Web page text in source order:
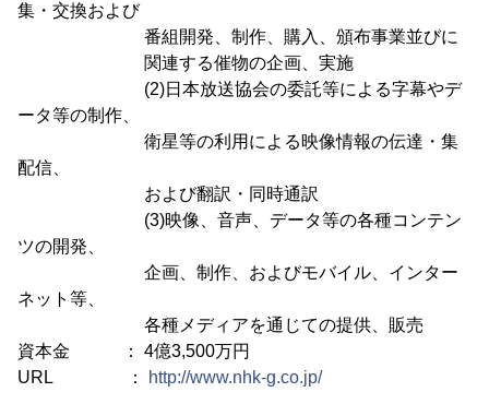
集・交換および
番組開発、制作、購入、頒布事業並びに
関連する催物の企画、実施
(2)日本放送協会の委託等による字幕やデ
ータ等の制作、
衛星等の利用による映像情報の伝達・集
配信、
および翻訳・同時通訳
(3)映像、音声、データ等の各種コンテン
ツの開発、
企画、制作、およびモバイル、インター
ネット等、
各種メディアを通じての提供、販売
資本金 ： 4億3,500万円
URL ：
http://www.nhk-g.co.jp/